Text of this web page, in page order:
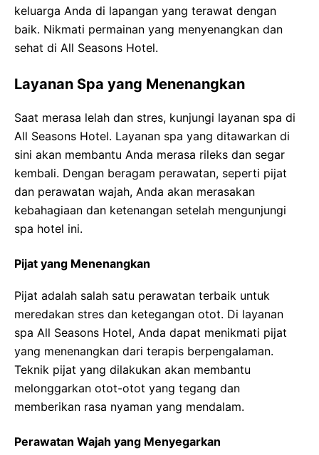
keluarga Anda di lapangan yang terawat dengan
baik. Nikmati permainan yang menyenangkan dan
sehat di All Seasons Hotel.
Layanan Spa yang Menenangkan
Saat merasa lelah dan stres, kunjungi layanan spa di
All Seasons Hotel. Layanan spa yang ditawarkan di
sini akan membantu Anda merasa rileks dan segar
kembali. Dengan beragam perawatan, seperti pijat
dan perawatan wajah, Anda akan merasakan
kebahagiaan dan ketenangan setelah mengunjungi
spa hotel ini.
Pijat yang Menenangkan
Pijat adalah salah satu perawatan terbaik untuk
meredakan stres dan ketegangan otot. Di layanan
spa All Seasons Hotel, Anda dapat menikmati pijat
yang menenangkan dari terapis berpengalaman.
Teknik pijat yang dilakukan akan membantu
melonggarkan otot-otot yang tegang dan
memberikan rasa nyaman yang mendalam.
Perawatan Wajah yang Menyegarkan